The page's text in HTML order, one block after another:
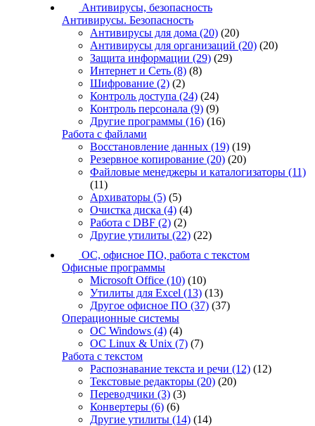
Антивирусы, безопасность
Антивирусы. Безопасность
Антивирусы для дома (20) (20)
Антивирусы для организаций (20) (20)
Защита информации (29) (29)
Интернет и Сеть (8) (8)
Шифрование (2) (2)
Контроль доступа (24) (24)
Контроль персонала (9) (9)
Другие программы (16) (16)
Работа с файлами
Восстановление данных (19) (19)
Резервное копирование (20) (20)
Файловые менеджеры и каталогизаторы (11)
(11)
Архиваторы (5) (5)
Очистка диска (4) (4)
Работа с DBF (2) (2)
Другие утилиты (22) (22)
ОС, офисное ПО, работа с текстом
Офисные программы
Microsoft Office (10) (10)
Утилиты для Excel (13) (13)
Другое офисное ПО (37) (37)
Операционные системы
ОС Windows (4) (4)
ОС Linux & Unix (7) (7)
Работа с текстом
Распознавание текста и речи (12) (12)
Текстовые редакторы (20) (20)
Переводчики (3) (3)
Конвертеры (6) (6)
Другие утилиты (14) (14)